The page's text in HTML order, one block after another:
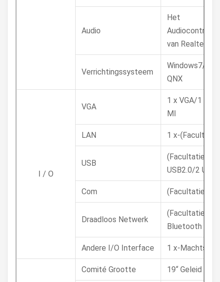
Audio
Het
van Realtek
Verrichtingssysteem
Windows7/8/
QNX
I / O
VGA
1 x VGA/1
MI
LAN 1 x-
USB
(Facultatieve)
USB2.0/2
Com (Facultatieve)
Draadloos Netwerk
(Facultatief)
Bluetooth
Andere I/O Interface 1 x-
Comité Grootte 19“ Geleid